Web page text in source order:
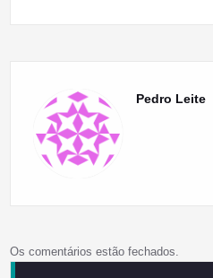
Pedro Leite
Os comentários estão fechados.